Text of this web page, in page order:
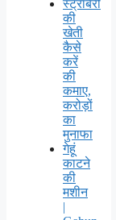
स्ट्रॉबेरी
की
खेती
कैसे
करें
की
कमाए,
करोड़ों
का
मुनाफा
गेहूं
काटने
की
मशीन
|